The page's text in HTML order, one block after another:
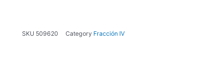
SKU 509620 Category Fracción IV